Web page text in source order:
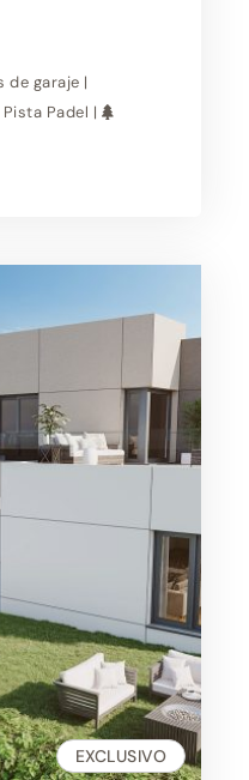
de garaje |
Pista Padel |
EXCLUSIVO